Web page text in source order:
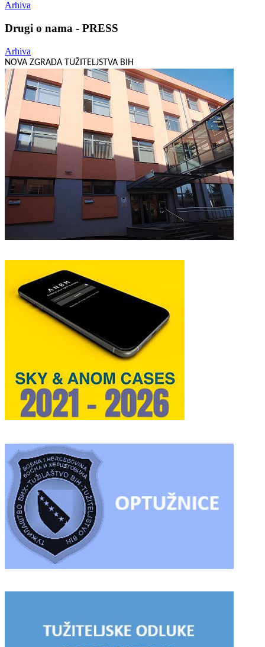
Arhiva
Drugi o nama - PRESS
Arhiva
NOVA ZGRADA TUŽITELJSTVA BIH